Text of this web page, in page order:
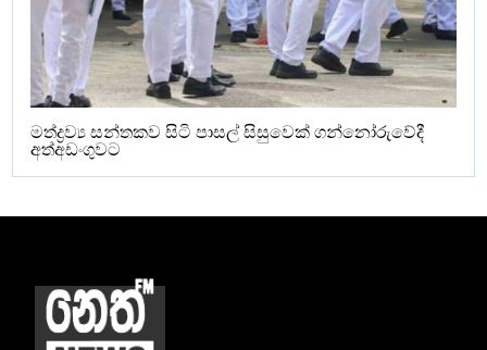
මත්ද්‍රව්‍ය සන්තකව සිටි පාසල් සිසුවෙක් ගන්නෝරුවේදී
අත්අඩංගුවට